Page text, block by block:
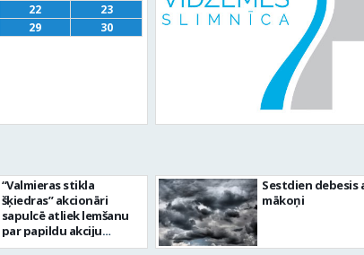
22
23
29 30
“Valmieras stikla
šķiedras” akcionāri
sapulcē atliek lemšanu
par papildu akciju
publisko piedāvājumu
Sestdien debesis
mākoņi